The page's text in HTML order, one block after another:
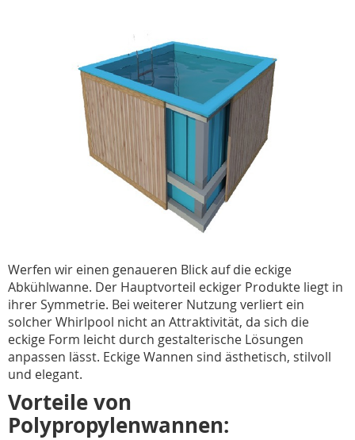
Werfen wir einen genaueren Blick auf die eckige
Abkühlwanne. Der Hauptvorteil eckiger Produkte liegt in
ihrer Symmetrie. Bei weiterer Nutzung verliert ein
solcher Whirlpool nicht an Attraktivität, da sich die
eckige Form leicht durch gestalterische Lösungen
anpassen lässt. Eckige Wannen sind ästhetisch, stilvoll
und elegant.
Vorteile von
Polypropylenwannen: